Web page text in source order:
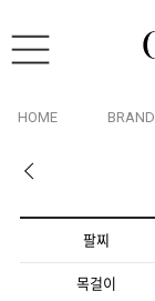
HOME BRAND
팔찌
목걸이